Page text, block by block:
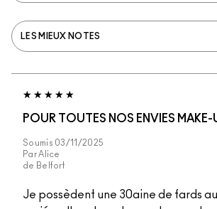
POUR TOUTES NOS ENVIES MAKE-
Soumis 03/11/2025
ParAlice
de Belfort
Je possèdent une 30aine de fards